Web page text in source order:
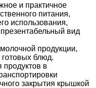
и практичное
питания,
использования,
вид
продукции,
блюд.
продуктов в
закрытия крышкой